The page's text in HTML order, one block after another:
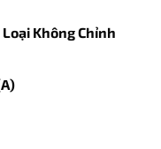
Không Chỉnh